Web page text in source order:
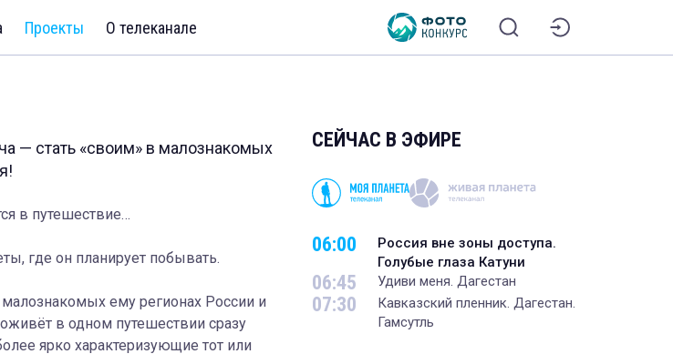
Проекты О телеканале
— стать «своим» в малознакомых
в путешествие…
где он планирует побывать.
ему регионах России и
в одном путешествии сразу
ярко характеризующие тот или
СЕЙЧАС В ЭФИРЕ
06:00
Россия вне зоны доступа.
Голубые глаза Катуни
06:45 Удиви меня. Дагестан
07:30
Кавказский пленник. Дагестан.
Гамсутль